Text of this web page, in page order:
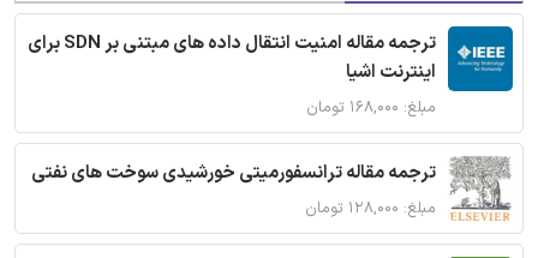
ترجمه مقاله امنیت انتقال داده های مبتنی بر SDN برای
اینترنت اشیا
مبلغ: ۱۶۸,۰۰۰ تومان
ترجمه مقاله ترانسفورمیتی خورشیدی سوخت های نفتی
مبلغ: ۱۲۸,۰۰۰ تومان